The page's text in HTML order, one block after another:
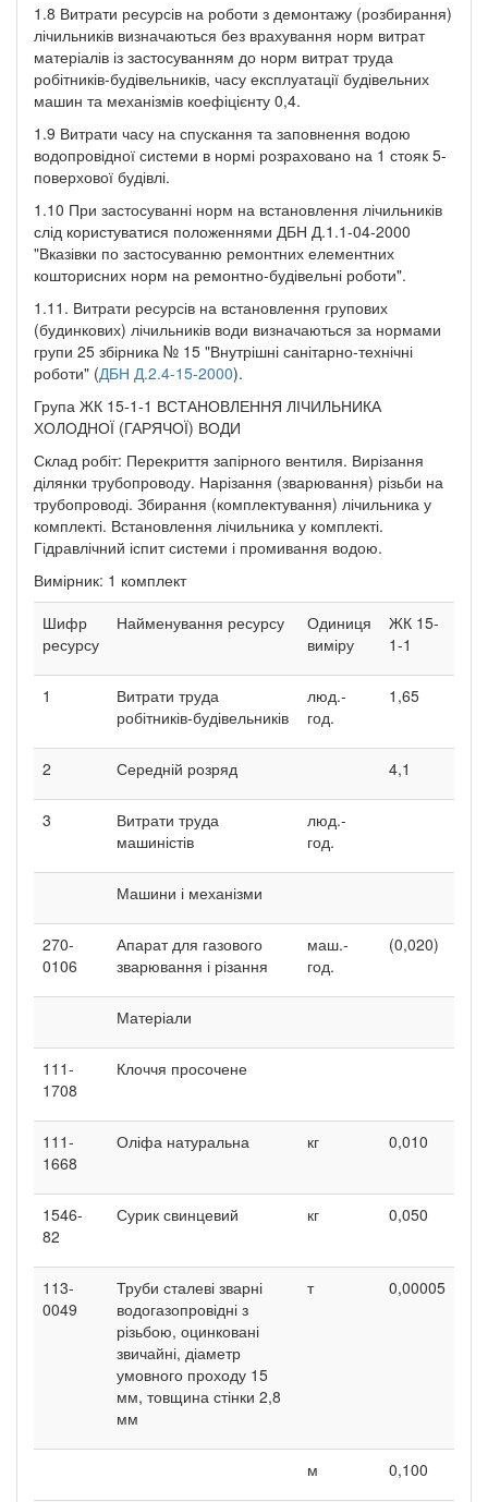
1.8 Витрати ресурсів на роботи з демонтажу (розбирання)
лічильників визначаються без врахування норм витрат
матеріалів із застосуванням до норм витрат труда
робітників-будівельників, часу експлуатації будівельних
машин та механізмів коефіцієнту 0,4.
1.9 Витрати часу на спускання та заповнення водою
водопровідної системи в нормі розраховано на 1 стояк 5-
поверхової будівлі.
1.10 При застосуванні норм на встановлення лічильників
слід користуватися положеннями ДБН Д.1.1-04-2000
"Вказівки по застосуванню ремонтних елементних
кошторисних норм на ремонтно-будівельні роботи".
1.11. Витрати ресурсів на встановлення групових
(будинкових) лічильників води визначаються за нормами
групи 25 збірника № 15 "Внутрішні санітарно-технічні
роботи" (ДБН Д.2.4-15-2000).
Група ЖК 15-1-1 ВСТАНОВЛЕННЯ ЛІЧИЛЬНИКА
ХОЛОДНОЇ (ГАРЯЧОЇ) ВОДИ
Склад робіт: Перекриття запірного вентиля. Вирізання
ділянки трубопроводу. Нарізання (зварювання) різьби на
трубопроводі. Збирання (комплектування) лічильника у
комплекті. Встановлення лічильника у комплекті.
Гідравлічний іспит системи і промивання водою.
Вимірник: 1 комплект
Шифр
ресурсу
Найменування ресурсу
Одиниця
виміру
ЖК 15-
1-1
1
Витрати труда
робітників-будівельників
люд.-
год.
1,65
2 Середній розряд 4,1
3
Витрати труда
машиністів
люд.-
год.
Машини і механізми
270-
0106
Апарат для газового
зварювання і різання
маш.-
год.
(0,020)
Матеріали
111-
1708
Клоччя просочене
111-
1668
Оліфа натуральна кг 0,010
1546-
82
Сурик свинцевий кг 0,050
113-
0049
Труби сталеві зварні
водогазопровідні з
різьбою, оцинковані
звичайні, діаметр
умовного проходу 15
мм, товщина стінки 2,8
мм
т 0,00005
м 0,100